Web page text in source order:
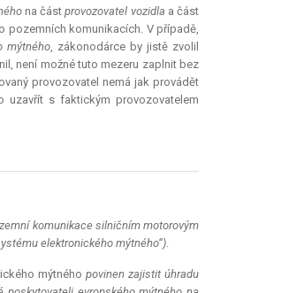
na částprovozovatel vozidla a část
pozemních komunikacích. V případě,
mýtného, zákonodárce by jistě zvolil
není možné tuto mezeru zaplnit bez
provozovatel nemá jak provádět
uzavřít s faktickým provozovatelem
komunikace silničním motorovým
elektronického mýtného“).
mýtnéhopovinen zajistit úhradu